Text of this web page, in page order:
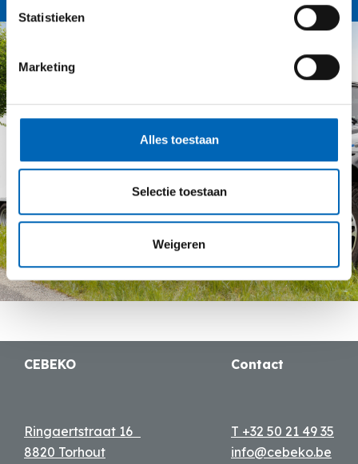
Statistieken
Marketing
Alles toestaan
Selectie toestaan
Weigeren
CEBEKO
Ringaertstraat 16
8820 Torhout
Contact
T +32 50 21 49 35
info@cebeko.be